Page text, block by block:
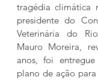
tragédia climática
presidente do
Veterinária do
Mauro Moreira,
anos, foi
plano de ação